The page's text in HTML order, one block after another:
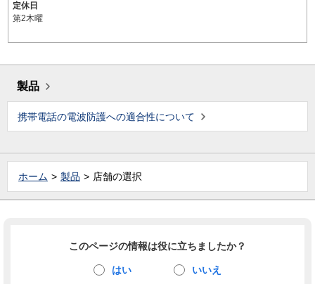
定休日
第2木曜
製品
携帯電話の電波防護への適合性について
ホーム 製品 店舗の選択
このページの情報は役に立ちましたか？
はい いいえ